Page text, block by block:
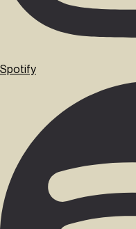
Spotify